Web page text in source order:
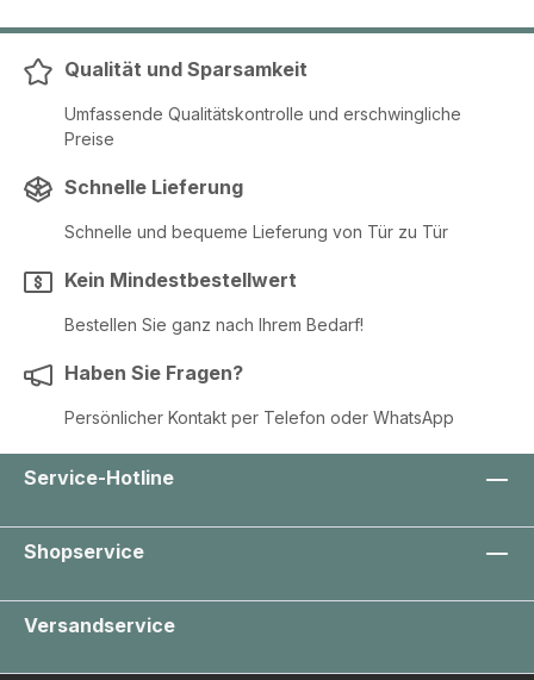
Qualität und Sparsamkeit
Umfassende Qualitätskontrolle und erschwingliche
Preise
Schnelle Lieferung
Schnelle und bequeme Lieferung von Tür zu Tür
Kein Mindestbestellwert
Bestellen Sie ganz nach Ihrem Bedarf!
Haben Sie Fragen?
Persönlicher Kontakt per Telefon oder WhatsApp
Service-Hotline
Shopservice
Versandservice